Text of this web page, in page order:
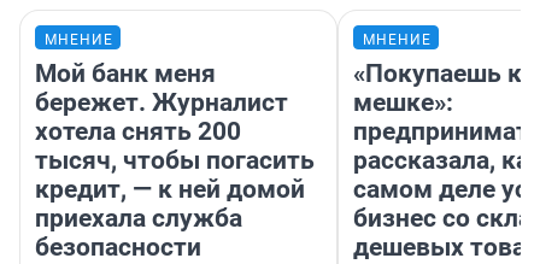
МНЕНИЕ
Мой банк меня
бережет. Журналист
хотела снять 200
тысяч, чтобы погасить
кредит, — к ней домой
приехала служба
безопасности
МНЕНИЕ
«Покупаешь
мешке»:
рассказала,
самом деле
бизнес со
дешевых